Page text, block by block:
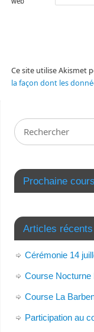
Ce site utilise Akismet
la façon dont les
Prochaine
Articles récents
Cérémonie 14
Course Nocturne
Course La
Participation au